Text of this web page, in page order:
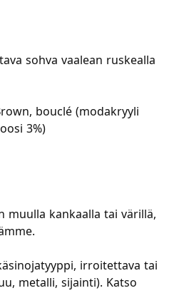
sohva vaalean ruskealla
bouclé (modakryyli
3%)
muulla kankaalla tai värillä,
irroitettava tai
metalli, sijainti). Katso